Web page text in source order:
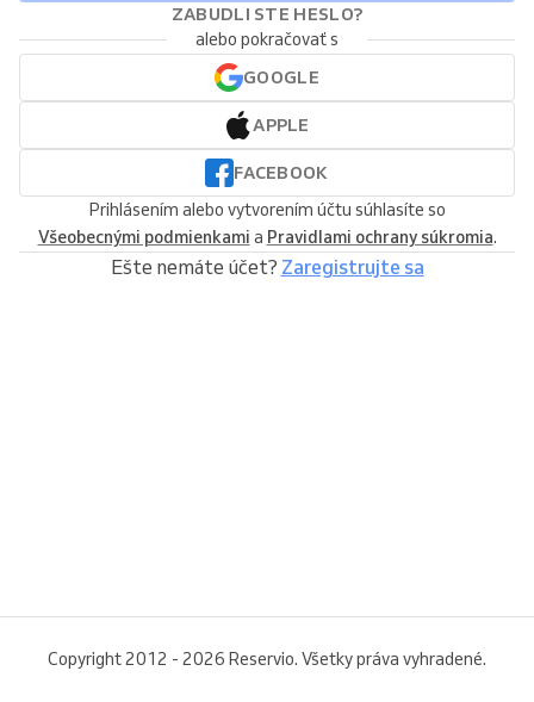
ZABUDLI STE HESLO?
alebo pokračovať s
GOOGLE
APPLE
FACEBOOK
Prihlásením alebo vytvorením účtu súhlasíte so
Všeobecnými podmienkami a Pravidlami ochrany súkromia.
Ešte nemáte účet? Zaregistrujte sa
Copyright 2012 - 2026 Reservio. Všetky práva vyhradené.